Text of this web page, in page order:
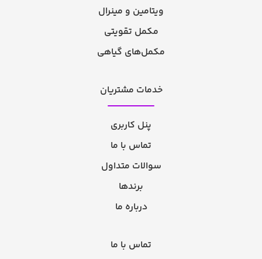
ویتامین و مینرال
مکمل تقویتی
مکمل‌های گیاهی
خدمات مشتریان
پنل کاربری
تماس با ما
سوالات متداول
برندها
درباره ما
تماس با ما